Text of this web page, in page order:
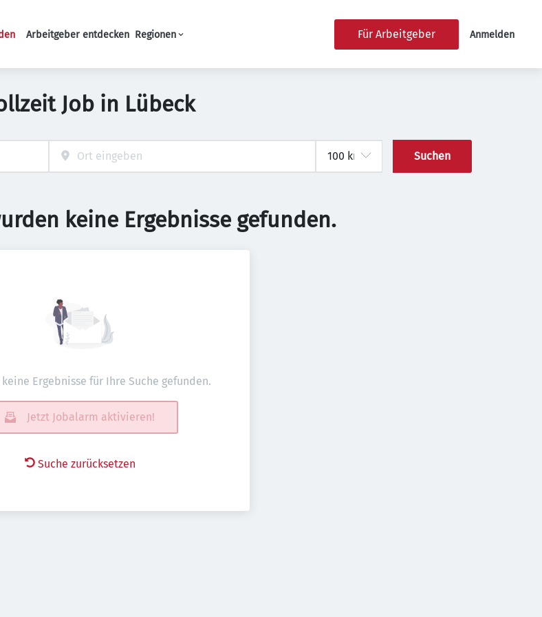
Haupt-Navigation
Arbeitgeber entdecken Regionen Für Arbeitgeber Anmelden
Job in Lübeck
Suchen
keine Ergebnisse gefunden.
keine Ergebnisse für Ihre Suche gefunden.
Jetzt Jobalarm aktivieren!
Suche zurücksetzen